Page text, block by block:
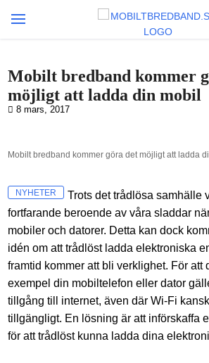
Mobilt bredband kommer
möjligt att ladda din mobil
8 mars, 2017
Mobilt bredband kommer göra det möjligt att ladda
NYHETER
Trots det trådlösa samhälle
fortfarande beroende av våra sladdar
mobiler och datorer. Detta kan dock
idén om att trådlöst ladda elektroniska
framtid kommer att bli verklighet. För att
exempel din mobiltelefon eller dator
tillgång till internet, även där Wi-Fi
tillgängligt. En lösning är att införskaffa
för att trådlöst kunna ladda dina